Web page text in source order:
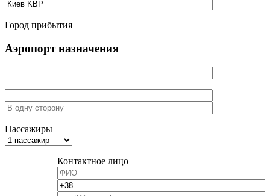
Город прибытия
Аэропорт назначения
Пассажиры
Контактное лицо